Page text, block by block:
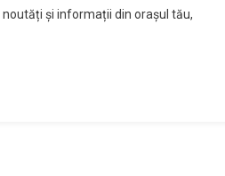
și informații din orașul tău,